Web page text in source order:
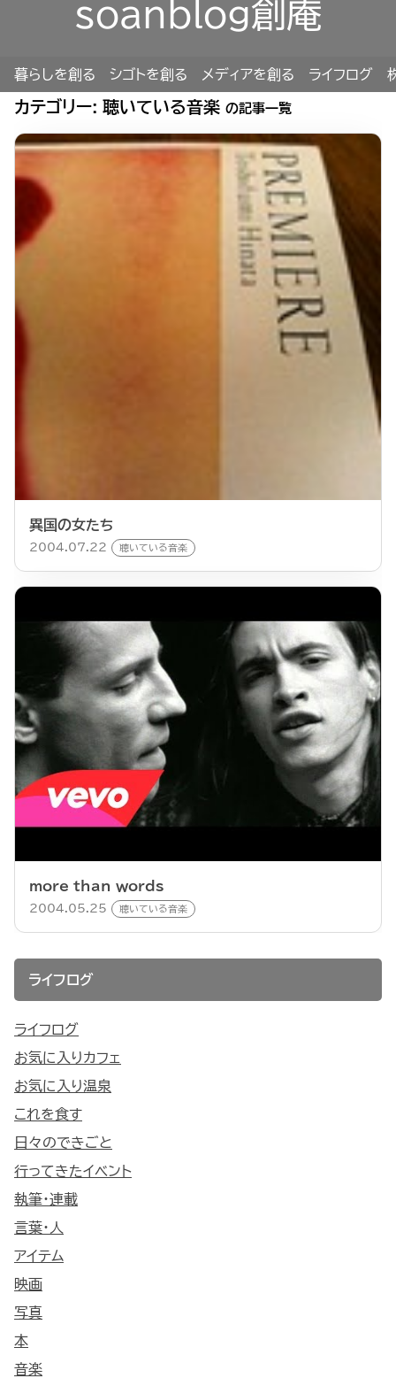
soanblog創庵
暮らしを創る シゴトを創る メディアを創る ライフログ
カテゴリー: 聴いている音楽 の記事一覧
異国の女たち
2004.07.22 聴いている音楽
more than words
2004.05.25 聴いている音楽
ライフログ
ライフログ
お気に入りカフェ
お気に入り温泉
これを食す
日々のできごと
行ってきたイベント
執筆・連載
言葉・人
アイテム
映画
写真
本
音楽